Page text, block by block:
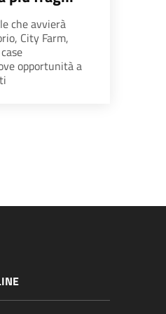
che avvierà
City Farm,
opportunità a